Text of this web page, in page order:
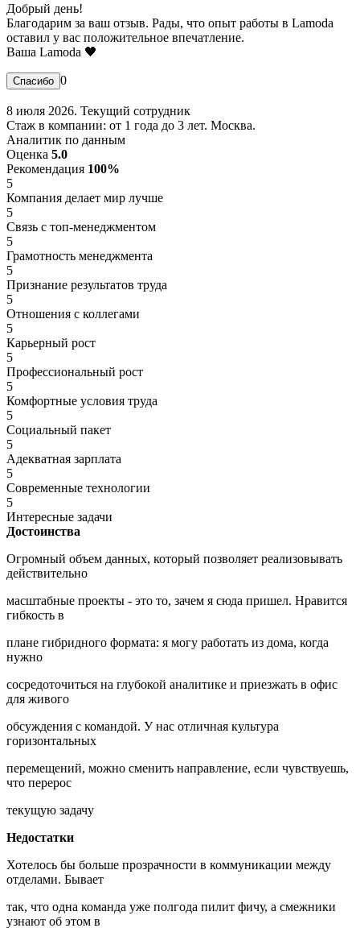
Добрый день!
Благодарим за ваш отзыв. Рады, что опыт работы в Lamoda
оставил у вас положительное впечатление.
Ваша Lamoda 🖤
0
8 июля 2026. Текущий сотрудник
Стаж в компании: от 1 года до 3 лет. Москва.
Аналитик по данным
Оценка 5.0
Рекомендация 100%
5
Компания делает мир лучше
5
Связь с топ-менеджментом
5
Грамотность менеджмента
5
Признание результатов труда
5
Отношения с коллегами
5
Карьерный рост
5
Профессиональный рост
5
Комфортные условия труда
5
Социальный пакет
5
Адекватная зарплата
5
Современные технологии
5
Интересные задачи
Достоинства
Огромный объем данных, который позволяет реализовывать
действительно
масштабные проекты - это то, зачем я сюда пришел. Нравится
гибкость в
плане гибридного формата: я могу работать из дома, когда
нужно
сосредоточиться на глубокой аналитике и приезжать в офис
для живого
обсуждения с командой. У нас отличная культура
горизонтальных
перемещений, можно сменить направление, если чувствуешь,
что перерос
текущую задачу
Недостатки
Хотелось бы больше прозрачности в коммуникации между
отделами. Бывает
так, что одна команда уже полгода пилит фичу, а смежники
узнают об этом в